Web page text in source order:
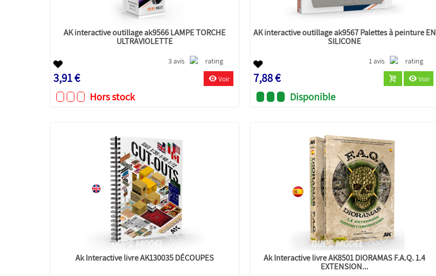
AK interactive outillage ak9566 LAMPE TORCHE
ULTRAVIOLETTE
3 avis
3,91 € Voir
Hors stock
AK interactive outillage ak9567 Palettes à peinture EN
SILICONE
1 avis
7,88 € Voir
Disponible
Ak Interactive livre AK130035 DÉCOUPES Ak Interactive livre AK8501 DIORAMAS F.A.Q. 1.4
EXTENSION...